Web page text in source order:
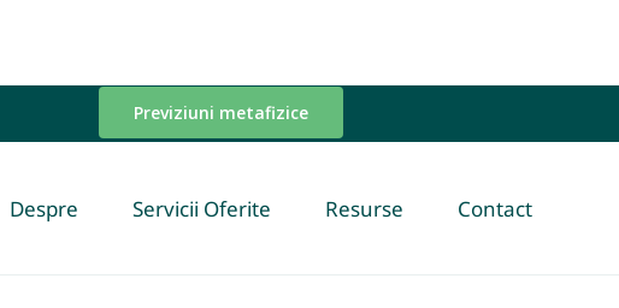
Previziuni metafizice
Despre Servicii Oferite Resurse Contact